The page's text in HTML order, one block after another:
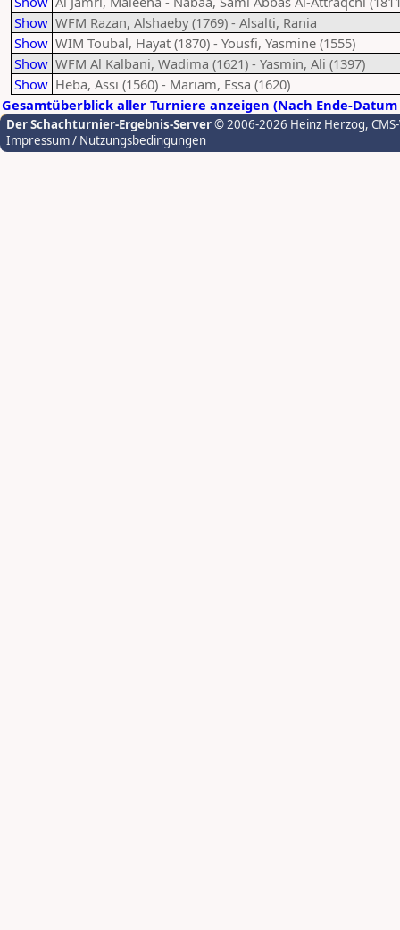
Show WFM Razan, Alshaeby (1769) - Alsalti, Rania
Show WIM Toubal, Hayat (1870) - Yousfi, Yasmine (1555)
Show WFM Al Kalbani, Wadima (1621) - Yasmin, Ali (1397)
Show Heba, Assi (1560) - Mariam, Essa (1620)
Gesamtüberblick aller Turniere anzeigen (Nach Ende-
Der Schachturnier-Ergebnis-Server© 2006-2026 Heinz Herzog,
Impressum / Nutzungsbedingungen